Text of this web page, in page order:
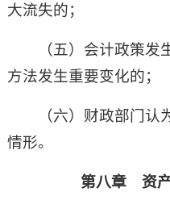
大流失的；
（五）会计政策发生
方法发生重要变化的；
（六）财政部门认为
情形。
第八章 资